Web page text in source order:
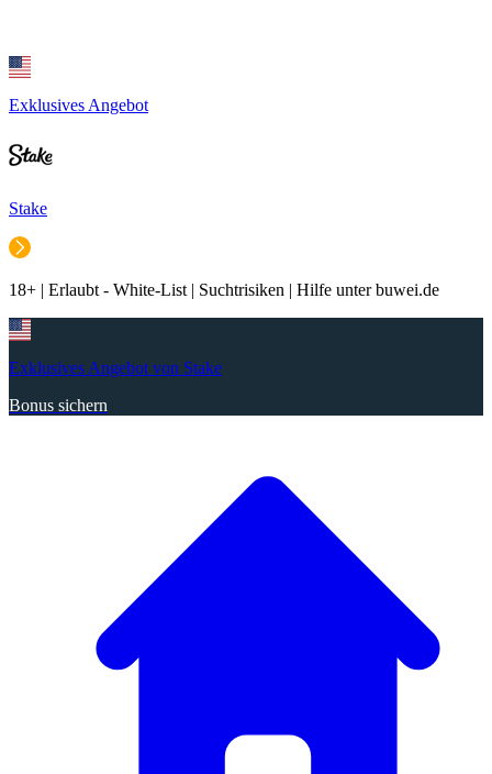
Exklusives Angebot
Stake
18+ | Erlaubt - White-List | Suchtrisiken | Hilfe unter buwei.de
Exklusives Angebot von Stake
Bonus sichern